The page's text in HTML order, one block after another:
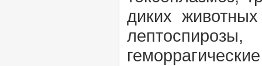
диких